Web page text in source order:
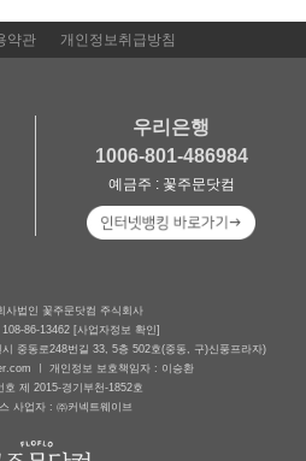
약관 개인정보취급방침
우리은행
1006-801-486984
예금주 : 꽃주문닷컴
사법인 꽃주문닷컴 주식회사
86-13462 [사업자정보 확인]
중동로248번길 33, 5층 502호(중동, 구)신풍프라자)
ㅣ 개인정보 보호책임자 : 이승환
호 제 2015-경기부천-1852호
사업자 : ㈜커넥트웨이브